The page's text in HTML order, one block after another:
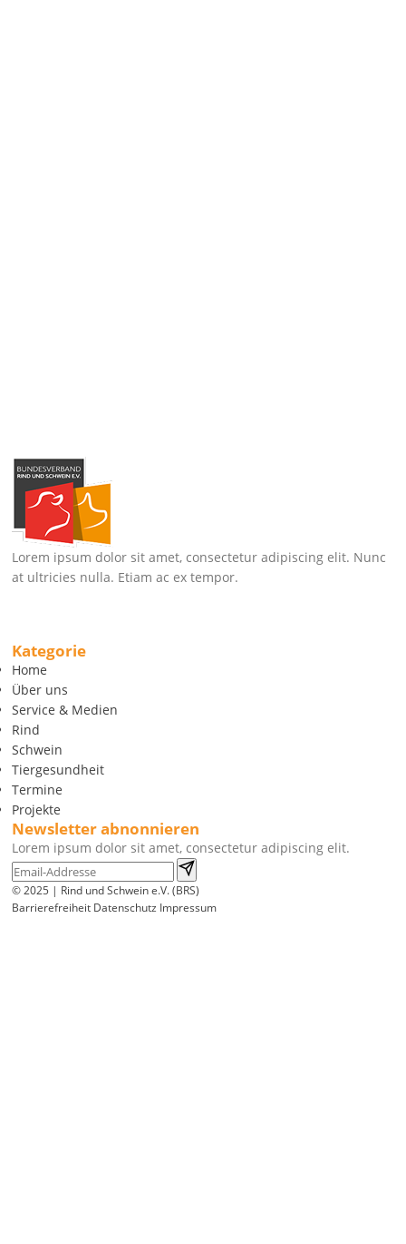
Lorem ipsum dolor sit amet, consectetur adipiscing elit. Nunc
at ultricies nulla. Etiam ac ex tempor.
Kategorie
Home
Über uns
Service & Medien
Rind
Schwein
Tiergesundheit
Termine
Projekte
Newsletter abnonnieren
Lorem ipsum dolor sit amet, consectetur adipiscing elit.
© 2025 | Rind und Schwein e.V. (BRS)
Barrierefreiheit Datenschutz Impressum